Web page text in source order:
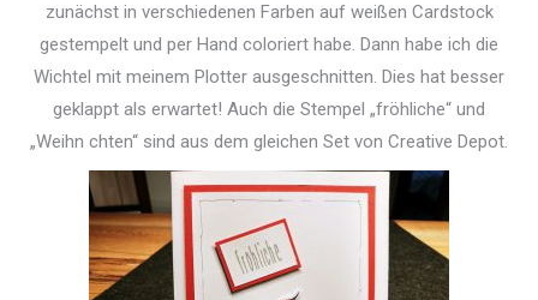
zunächst in verschiedenen Farben auf weißen Cardstock
gestempelt und per Hand coloriert habe. Dann habe ich die
Wichtel mit meinem Plotter ausgeschnitten. Dies hat besser
geklappt als erwartet! Auch die Stempel „fröhliche“ und
„Weihn chten“ sind aus dem gleichen Set von Creative Depot.